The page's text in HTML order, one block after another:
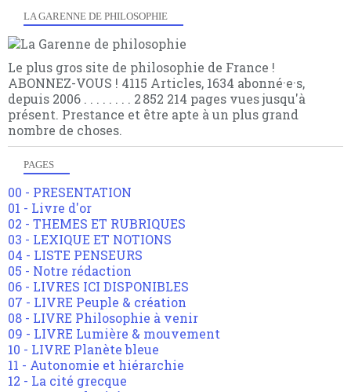
LA GARENNE DE PHILOSOPHIE
Le plus gros site de philosophie de France !
ABONNEZ-VOUS ! 4115 Articles, 1634 abonné·e·s,
depuis 2006 . . . . . . . . 2 852 214 pages vues jusqu'à
présent. Prestance et être apte à un plus grand
nombre de choses.
PAGES
00 - PRESENTATION
01 - Livre d'or
02 - THEMES ET RUBRIQUES
03 - LEXIQUE ET NOTIONS
04 - LISTE PENSEURS
05 - Notre rédaction
06 - LIVRES ICI DISPONIBLES
07 - LIVRE Peuple & création
08 - LIVRE Philosophie à venir
09 - LIVRE Lumière & mouvement
10 - LIVRE Planète bleue
11 - Autonomie et hiérarchie
12 - La cité grecque